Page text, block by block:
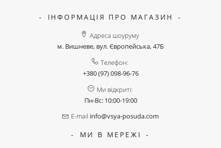
ІНФОРМАЦІЯ ПРО МАГАЗИН
Адреса шоуруму
м. Вишневе, вул. Європейська, 47Б
Телефон:
+380 (97) 098-96-76
Ми відкриті:
Пн-Вс: 10:00-19:00
E-mail info@vsya-posuda.com
МИ В МЕРЕЖІ